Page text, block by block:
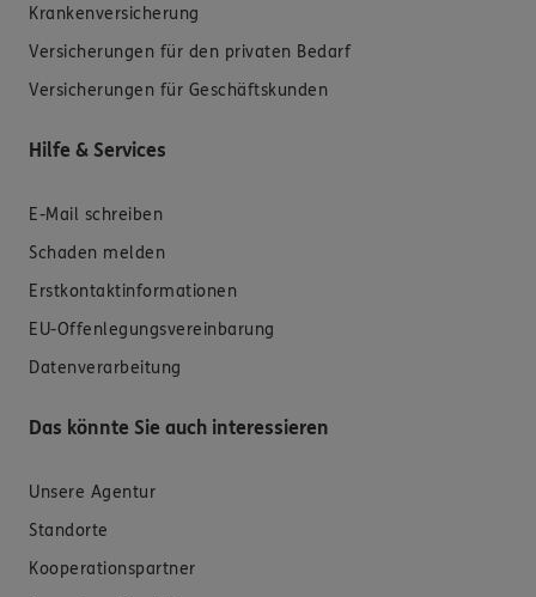
Krankenversicherung
Versicherungen für den privaten Bedarf
Versicherungen für Geschäftskunden
Hilfe & Services
E-Mail schreiben
Schaden melden
Erstkontaktinformationen
EU-Offenlegungsvereinbarung
Datenverarbeitung
Das könnte Sie auch interessieren
Unsere Agentur
Standorte
Kooperationspartner